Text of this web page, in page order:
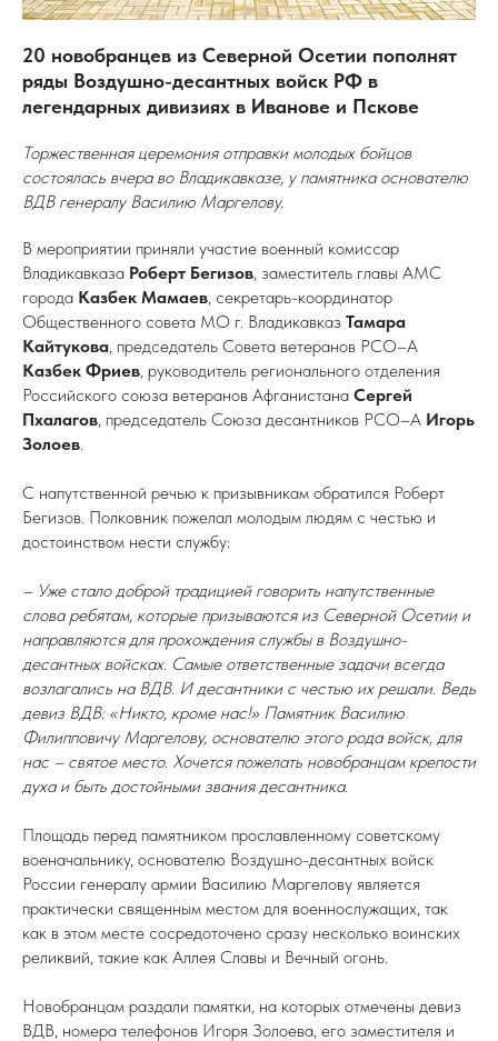
20 новобранцев из Северной Осетии пополнят
ряды Воздушно-десантных войск РФ в
легендарных дивизиях в Иванове и Пскове
Торжественная церемония отправки молодых бойцов
состоялась вчера во Владикавказе, у памятника основателю
ВДВ генералу Василию Маргелову.
В мероприятии приняли участие военный комиссар
Владикавказа Роберт Бегизов, заместитель главы АМС
города Казбек Мамаев, секретарь-координатор
Общественного совета МО г. Владикавказ Тамара
Кайтукова, председатель Совета ветеранов РСО–А
Казбек Фриев, руководитель регионального отделения
Российского союза ветеранов Афганистана Сергей
Пхалагов, председатель Союза десантников РСО–А Игорь
Золоев.
С напутственной речью к призывникам обратился Роберт
Бегизов. Полковник пожелал молодым людям с честью и
достоинством нести службу:
– Уже стало доброй традицией говорить напутственные
слова ребятам, которые призываются из Северной Осетии и
направляются для прохождения службы в Воздушно-
десантных войсках. Самые ответственные задачи всегда
возлагались на ВДВ. И десантники с честью их решали. Ведь
девиз ВДВ: «Никто, кроме нас!» Памятник Василию
Филипповичу Маргелову, основателю этого рода войск, для
нас – святое место. Хочется пожелать новобранцам крепости
духа и быть достойными звания десантника.
Площадь перед памятником прославленному советскому
военачальнику, основателю Воздушно-десантных войск
России генералу армии Василию Маргелову является
практически священным местом для военнослужащих, так
как в этом месте сосредоточено сразу несколько воинских
реликвий, такие как Аллея Славы и Вечный огонь.
Новобранцам раздали памятки, на которых отмечены девиз
ВДВ, номера телефонов Игоря Золоева, его заместителя и